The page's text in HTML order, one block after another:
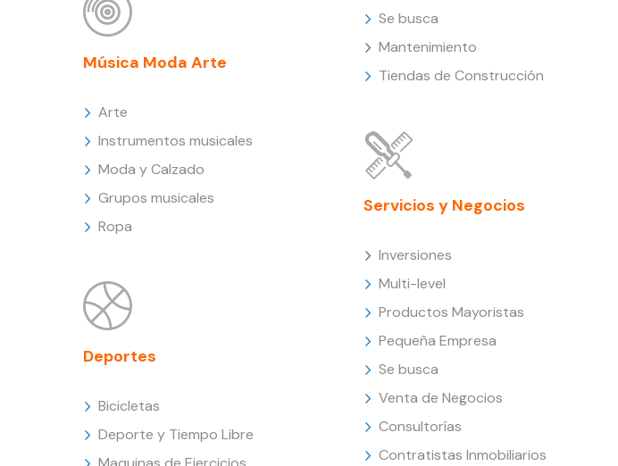
Música Moda Arte
Arte
Instrumentos musicales
Moda y Calzado
Grupos musicales
Ropa
Deportes
Bicicletas
Deporte y Tiempo Libre
Se busca
Mantenimiento
Tiendas de Construcción
Servicios y Negocios
Inversiones
Multi-level
Productos Mayoristas
Pequeña Empresa
Se busca
Venta de Negocios
Consultorías
Contratistas Inmobiliarios